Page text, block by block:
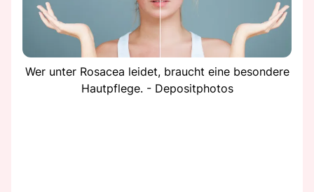
Wer unter Rosacea leidet, braucht eine besondere
Hautpflege. - Depositphotos